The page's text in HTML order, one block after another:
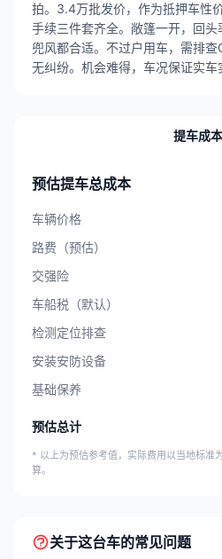
拍。3.4万批发价，作为抵押车性
手续三件套齐全。敞篷一开，回
兜风都合适。不过户用车，需排
无纠纷。机会难得，车况保证实车
提车成本
预估提车总成本
车辆价格
路费（预估）
交强险
车船税（默认）
检测定位排查
安装安防设备
基础保养
预估总计
* 以上为预估参考值，实际费用以当地标准
算。
关于这台车的常见问题